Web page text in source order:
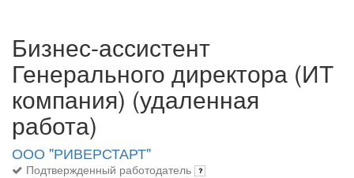
Бизнес-ассистент
Генерального директора (ИТ
компания) (удаленная
работа)
ООО "РИВЕРСТАРТ"
Подтвержденный работодатель